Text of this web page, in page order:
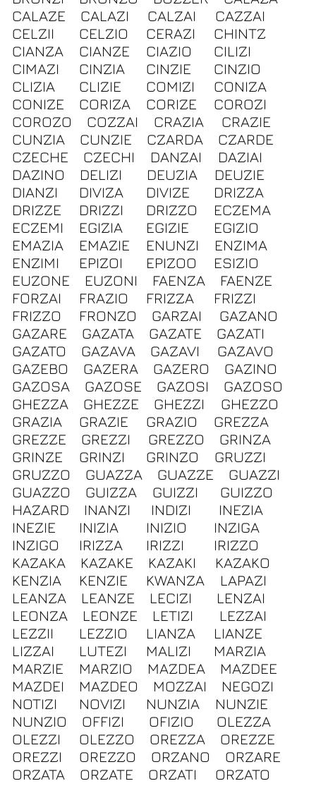
CALAZE
CALAZI CALZAI
CAZZAI
CELZII
CELZIO CERAZI
CHINTZ
CIANZA
CIANZE CIAZIO
CILIZI
CIMAZI
CINZIA CINZIE
CINZIO
CLIZIA
CLIZIE COMIZI
CONIZA
CONIZE
CORIZA CORIZE
COROZI
COROZO
COZZAI CRAZIA
CRAZIE
CUNZIA
CUNZIE CZARDA
CZARDE
CZECHE
CZECHI DANZAI
DAZIAI
DAZINO
DELIZI DEUZIA
DEUZIE
DIANZI
DIVIZA DIVIZE
DRIZZA
DRIZZE
DRIZZI DRIZZO
ECZEMA
ECZEMI
EGIZIA EGIZIE
EGIZIO
EMAZIA
EMAZIE ENUNZI
ENZIMA
ENZIMI
EPIZOI EPIZOO
ESIZIO
EUZONE
EUZONI FAENZA
FAENZE
FORZAI
FRAZIO FRIZZA
FRIZZI
FRIZZO
FRONZO GARZAI
GAZANO
GAZARE
GAZATA GAZATE
GAZATI
GAZATO
GAZAVA GAZAVI
GAZAVO
GAZEBO
GAZERA GAZERO
GAZINO
GAZOSA
GAZOSE GAZOSI
GAZOSO
GHEZZA
GHEZZE GHEZZI
GHEZZO
GRAZIA
GRAZIE GRAZIO
GREZZA
GREZZE
GREZZI GREZZO
GRINZA
GRINZE
GRINZI GRINZO
GRUZZI
GRUZZO
GUAZZA GUAZZE
GUAZZI
GUAZZO
GUIZZA GUIZZI
GUIZZO
HAZARD
INANZI INDIZI
INEZIA
INEZIE
INIZIA INIZIO
INZIGA
INZIGO
IRIZZA IRIZZI
IRIZZO
KAZAKA
KAZAKE KAZAKI
KAZAKO
KENZIA
KENZIE KWANZA
LAPAZI
LEANZA
LEANZE LECIZI
LENZAI
LEONZA
LEONZE LETIZI
LEZZAI
LEZZII
LEZZIO LIANZA
LIANZE
LIZZAI
LUTEZI MALIZI
MARZIA
MARZIE
MARZIO MAZDEA
MAZDEE
MAZDEI
MAZDEO MOZZAI
NEGOZI
NOTIZI
NOVIZI NUNZIA
NUNZIE
NUNZIO
OFFIZI OFIZIO
OLEZZA
OLEZZI
OLEZZO OREZZA
OREZZE
OREZZI
OREZZO ORZANO
ORZARE
ORZATA
ORZATE ORZATI
ORZATO